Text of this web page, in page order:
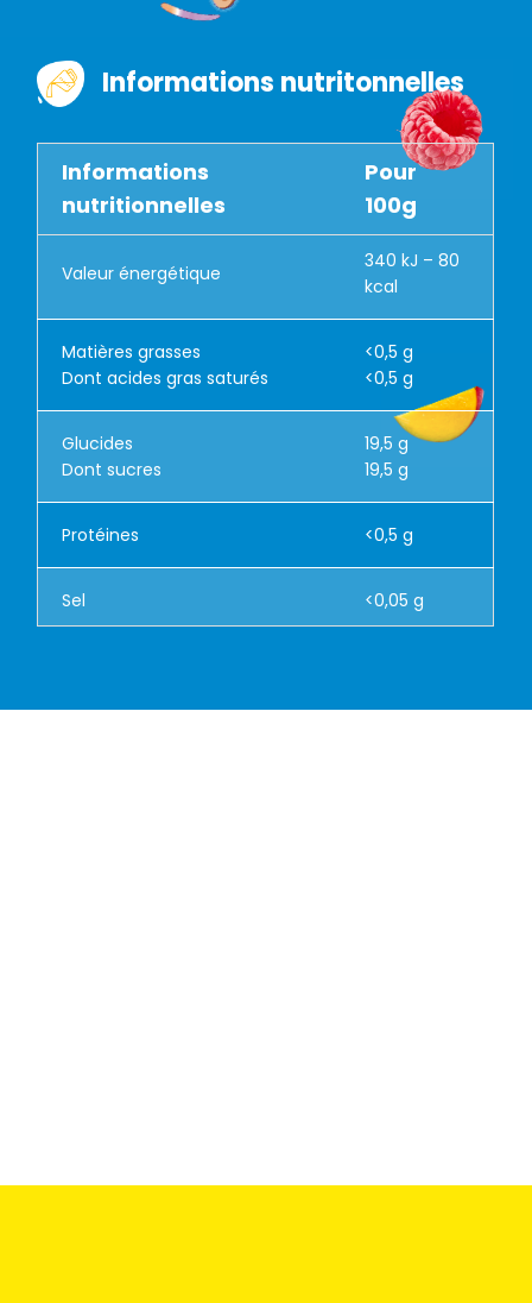
Informations nutritonnelles
Informations
nutritionnelles
Pour
100g
Valeur énergétique
340 kJ – 80
kcal
Matières grasses
Dont acides gras saturés
<0,5 g
<0,5 g
Glucides
Dont sucres
19,5 g
19,5 g
Protéines <0,5 g
Sel <0,05 g